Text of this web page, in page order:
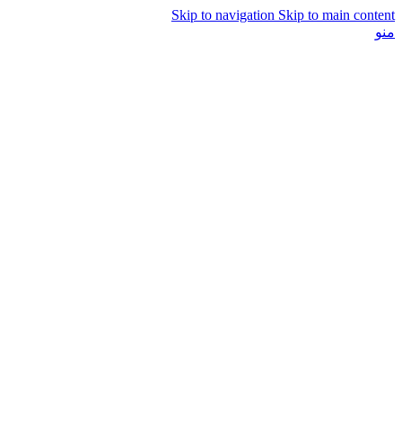
Skip to navigation Skip to main content
منو